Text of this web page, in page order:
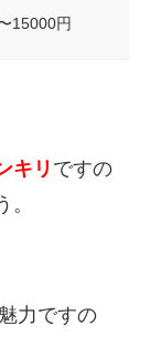
15000円
キリ ですの
力ですの